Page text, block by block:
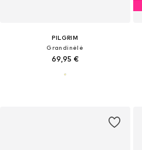
PILGRIM
Grandinėlė
69,95 €